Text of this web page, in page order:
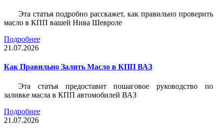
Эта статья подробно расскажет, как правильно проверить
масло в КПП вашей Нива Шевроле
Подробнее
21.07.2026
Как Правильно Залить Масло в КПП ВАЗ
Эта статья предоставит пошаговое руководство по
заливке масла в КПП автомобилей ВАЗ
Подробнее
21.07.2026